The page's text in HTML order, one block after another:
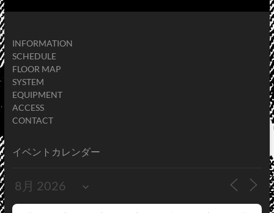
INFORMATION
SCHEDULE
FLOOR MAP
SYSTEM
EQUIPMENT
ACCESS
CONTACT
イベントカレンダー